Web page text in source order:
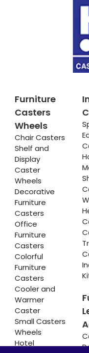
Furniture
Casters
Wheels
Chair Casters
Shelf and
Display
Caster
Wheels
Decorative
Furniture
Casters
Office
Furniture
Casters
Colorful
Furniture
Casters
Cooler and
Warmer
Caster
Small Casters
Wheels
Hotel